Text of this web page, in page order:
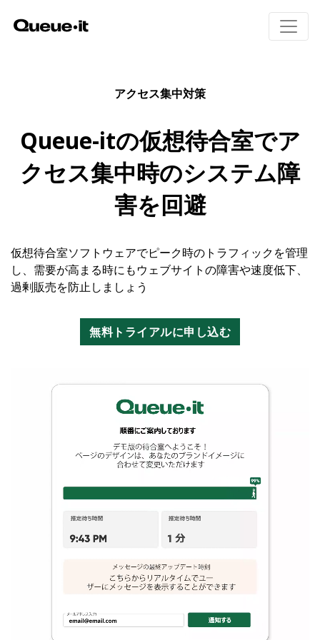
製品
製品概要
招待制待合室
Queue-itの仕組み
ユーザー体験
ボット・不正対策
実装方法(英語)
ビジター・エンゲージメント
Queue-itの特徴
事例紹介
導入エリア
Eコマース
チケット販売
公共部門
金融機関
料金
リソース
技術者向けページ(英語)
ホワイトペーパー
ウェビナー(英語)
製品アップデート(英語)
Ebooks & ガイド(英語)
ビデオ(英語)
アクセス集中対策
Queue-itの仮想待合室でア
クセス集中時のシステム障
害を回避
仮想待合室ソフトウェアでピーク時のトラフィックを管理
し、需要が高まる時にもウェブサイトの障害や速度低下、
過剰販売を防止しましょう
無料トライアルに申し込む